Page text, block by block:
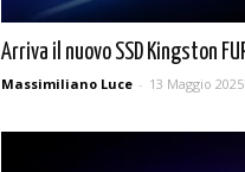
Arriva il nuovo SSD Kingston
Massimiliano Luce - 13 Maggio 2025